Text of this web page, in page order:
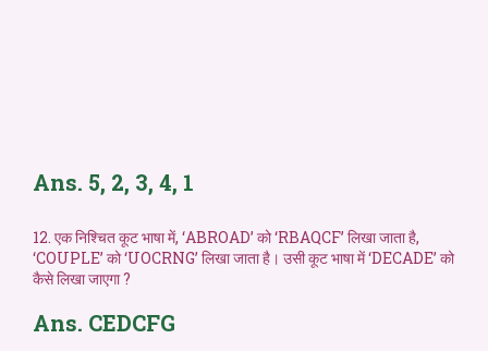
Ans. 5, 2, 3, 4, 1
12. एक निश्चित कूट भाषा में, ‘ABROAD’ को ‘RBAQCF’ लिखा जाता है,
‘COUPLE’ को ‘UOCRNG’ लिखा जाता है। उसी कूट भाषा में ‘DECADE’ को
कैसे लिखा जाएगा ?
Ans. CEDCFG